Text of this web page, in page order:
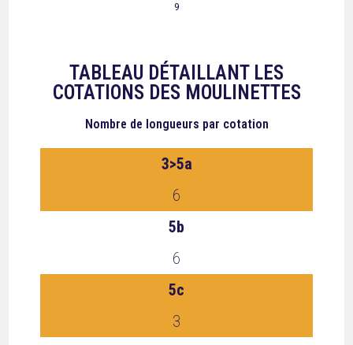
9
TABLEAU DÉTAILLANT LES
COTATIONS DES MOULINETTES
Nombre de longueurs par cotation
3>5a
6
5b
6
5c
3